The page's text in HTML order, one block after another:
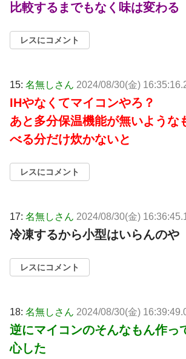
比較するまでもなく味は変わる
レスにコメント
15: 名無しさん 2024/08/30(金)
IHやなくてマイコンやろ？
あと多分保温機能が無いような
べる分だけ炊かないと
レスにコメント
17: 名無しさん 2024/08/30(金)
冷凍するから小型はいらんのや
レスにコメント
18: 名無しさん 2024/08/30(金)
逆にマイコンのそんなもん作っ
心した